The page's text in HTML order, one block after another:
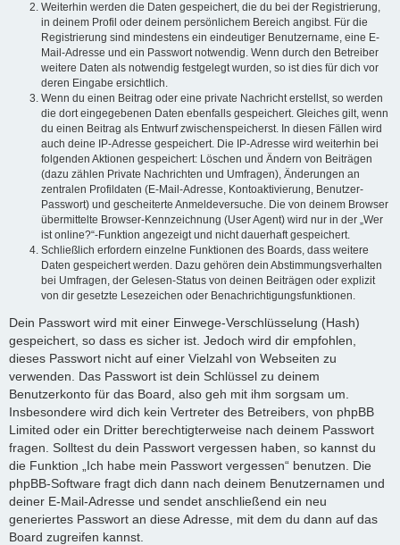
Weiterhin werden die Daten gespeichert, die du bei der Registrierung,
in deinem Profil oder deinem persönlichem Bereich angibst. Für die
Registrierung sind mindestens ein eindeutiger Benutzername, eine E-
Mail-Adresse und ein Passwort notwendig. Wenn durch den Betreiber
weitere Daten als notwendig festgelegt wurden, so ist dies für dich vor
deren Eingabe ersichtlich.
Wenn du einen Beitrag oder eine private Nachricht erstellst, so werden
die dort eingegebenen Daten ebenfalls gespeichert. Gleiches gilt, wenn
du einen Beitrag als Entwurf zwischenspeicherst. In diesen Fällen wird
auch deine IP-Adresse gespeichert. Die IP-Adresse wird weiterhin bei
folgenden Aktionen gespeichert: Löschen und Ändern von Beiträgen
(dazu zählen Private Nachrichten und Umfragen), Änderungen an
zentralen Profildaten (E-Mail-Adresse, Kontoaktivierung, Benutzer-
Passwort) und gescheiterte Anmeldeversuche. Die von deinem Browser
übermittelte Browser-Kennzeichnung (User Agent) wird nur in der „Wer
ist online?“-Funktion angezeigt und nicht dauerhaft gespeichert.
Schließlich erfordern einzelne Funktionen des Boards, dass weitere
Daten gespeichert werden. Dazu gehören dein Abstimmungsverhalten
bei Umfragen, der Gelesen-Status von deinen Beiträgen oder explizit
von dir gesetzte Lesezeichen oder Benachrichtigungsfunktionen.
Dein Passwort wird mit einer Einwege-Verschlüsselung (Hash)
gespeichert, so dass es sicher ist. Jedoch wird dir empfohlen,
dieses Passwort nicht auf einer Vielzahl von Webseiten zu
verwenden. Das Passwort ist dein Schlüssel zu deinem
Benutzerkonto für das Board, also geh mit ihm sorgsam um.
Insbesondere wird dich kein Vertreter des Betreibers, von phpBB
Limited oder ein Dritter berechtigterweise nach deinem Passwort
fragen. Solltest du dein Passwort vergessen haben, so kannst du
die Funktion „Ich habe mein Passwort vergessen“ benutzen. Die
phpBB-Software fragt dich dann nach deinem Benutzernamen und
deiner E-Mail-Adresse und sendet anschließend ein neu
generiertes Passwort an diese Adresse, mit dem du dann auf das
Board zugreifen kannst.